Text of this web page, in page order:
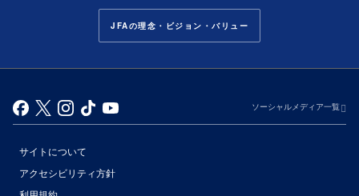
JFAの理念・ビジョン・バリュー
ソーシャルメディア一覧
サイトについて
アクセシビリティ方針